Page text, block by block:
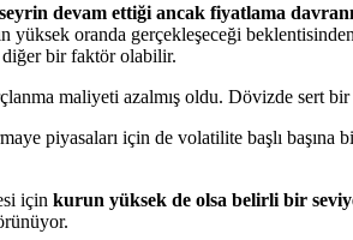
devam ettiği ancak fiyatlama
oranda gerçekleşeceği
diğer bir faktör olabilir.
maliyeti azalmış oldu. Dövizde sert
piyasaları için de volatilite başlı başına
için kurun yüksek de olsa belirli bir